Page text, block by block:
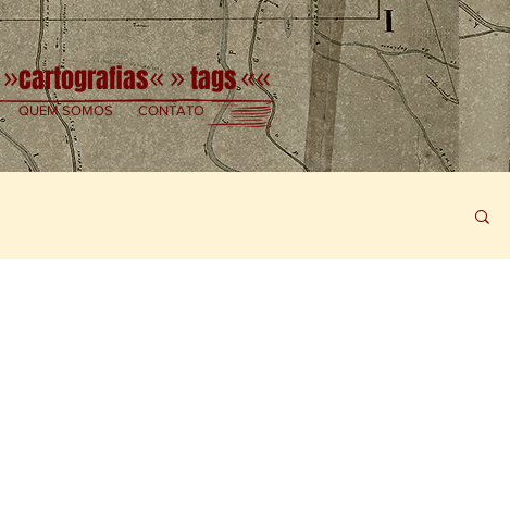
QUEM SOMOS CONTATO
»cartografias« tags««
»